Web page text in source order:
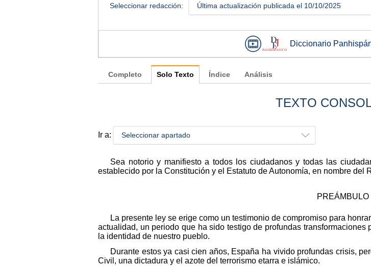
Seleccionar redacción: Última actualización publicada el 10/10/2025
Diccionario
Completo Solo Texto Índice Análisis
TEXTO
Ir a: Seleccionar apartado
Sea notorio y manifiesto a todos los ciudadanos y todas las
establecido por la Constitución y el Estatuto de Autonomía, en nombre del
PREÁMBULO
La presente ley se erige como un testimonio de compromiso para
actualidad, un periodo que ha sido testigo de profundas
la identidad de nuestro pueblo.
Durante estos ya casi cien años, España ha vivido profundas crisis,
Civil, una dictadura y el azote del terrorismo etarra e islámico.